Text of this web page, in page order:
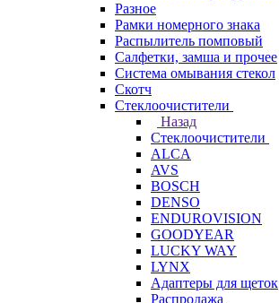
Разное
Рамки номерного знака
Распылитель помповый
Салфетки, замша и прочее
Система омывания стекол
Скотч
Стеклоочистители
Назад
Стеклоочистители
ALCA
AVS
BOSCH
DENSO
ENDUROVISION
GOODYEAR
LUCKY WAY
LYNX
Адаптеры для щеток
Распродажа